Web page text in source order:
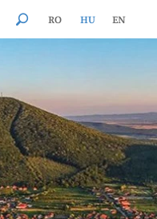
RO HU EN